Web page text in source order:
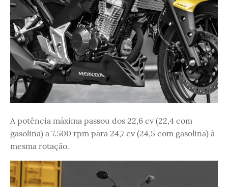
A potência máxima passou dos 22,6 cv (22,4 com
gasolina) a 7.500 rpm para 24,7 cv (24,5 com gasolina) à
mesma rotação.